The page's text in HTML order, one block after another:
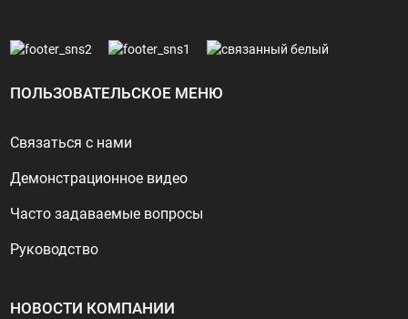
ПОЛЬЗОВАТЕЛЬСКОЕ МЕНЮ
Связаться с нами
Демонстрационное видео
Часто задаваемые вопросы
Руководство
НОВОСТИ КОМПАНИИ